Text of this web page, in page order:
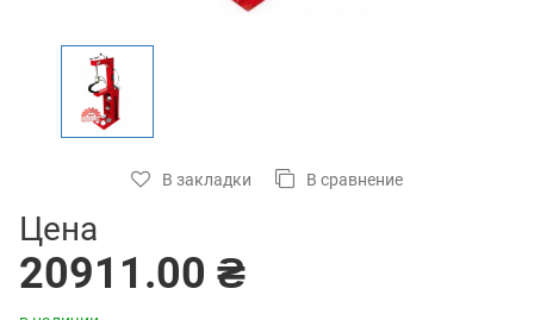
В закладки В сравнение
Цена
20911.00 ₴